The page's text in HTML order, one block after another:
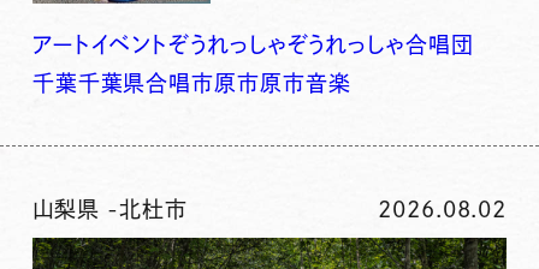
アート イベントぞうれっしゃぞうれっしゃ合唱団
千葉千葉県合唱市原市原市音楽
山梨県 -北杜市 2026.08.02